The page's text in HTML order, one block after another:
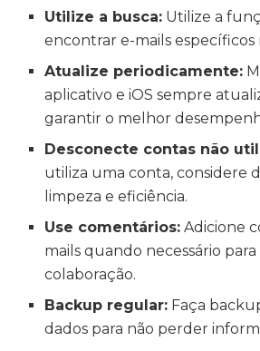
Utilize a busca: Utilize a
encontrar e-mails específicos
Atualize periodicamente:
aplicativo e iOS sempre
garantir o melhor
Desconecte contas não
utiliza uma conta, considere
limpeza e eficiência.
Use comentários: Adicione
mails quando necessário
colaboração.
Backup regular: Faça
dados para não perder